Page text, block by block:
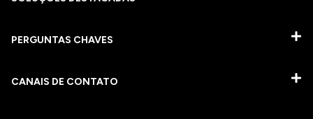
PERGUNTAS CHAVES​
CANAIS DE CONTATO